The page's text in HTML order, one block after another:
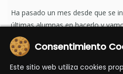
Ha pasado un mes desde que se
últimas alumnas en hacerlo y
normalidad, aprendiendo a
atípica. Consentimiento
Este sitio web utiliza cookies